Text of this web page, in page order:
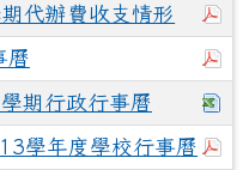
代辦費收支情形
曆
期行政行事曆
學年度學校行事曆